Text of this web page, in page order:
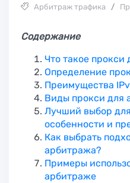
Арбитраж трафика /
Содержание
Что такое
Определение
Преимущества
Виды прокси для
Лучший выбор
особенности и
Как выбрать
арбитража?
Примеры
арбитраже